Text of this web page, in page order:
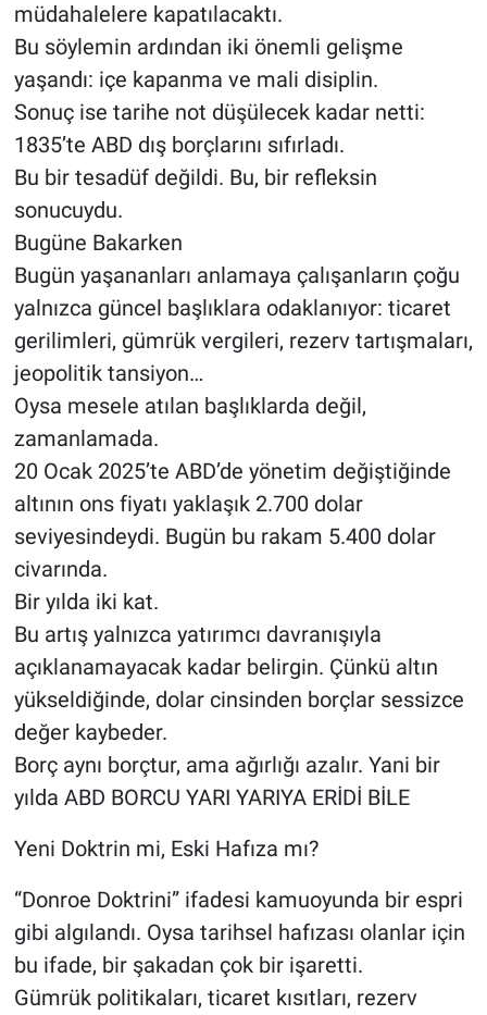
müdahalelere kapatılacaktı.
Bu söylemin ardından iki önemli gelişme
yaşandı: içe kapanma ve mali disiplin.
Sonuç ise tarihe not düşülecek kadar netti:
1835’te ABD dış borçlarını sıfırladı.
Bu bir tesadüf değildi. Bu, bir refleksin
sonucuydu.
Bugüne Bakarken
Bugün yaşananları anlamaya çalışanların çoğu
yalnızca güncel başlıklara odaklanıyor: ticaret
gerilimleri, gümrük vergileri, rezerv tartışmaları,
jeopolitik tansiyon…
Oysa mesele atılan başlıklarda değil,
zamanlamada.
20 Ocak 2025’te ABD’de yönetim değiştiğinde
altının ons fiyatı yaklaşık 2.700 dolar
seviyesindeydi. Bugün bu rakam 5.400 dolar
civarında.
Bir yılda iki kat.
Bu artış yalnızca yatırımcı davranışıyla
açıklanamayacak kadar belirgin. Çünkü altın
yükseldiğinde, dolar cinsinden borçlar sessizce
değer kaybeder.
Borç aynı borçtur, ama ağırlığı azalır. Yani bir
yılda ABD BORCU YARI YARIYA ERİDİ BİLE
Yeni Doktrin mi, Eski Hafıza mı?
“Donroe Doktrini” ifadesi kamuoyunda bir espri
gibi algılandı. Oysa tarihsel hafızası olanlar için
bu ifade, bir şakadan çok bir işaretti.
Gümrük politikaları, ticaret kısıtları, rezerv